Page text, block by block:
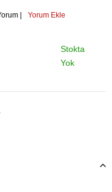
| Yorum Ekle
Stokta
Yok